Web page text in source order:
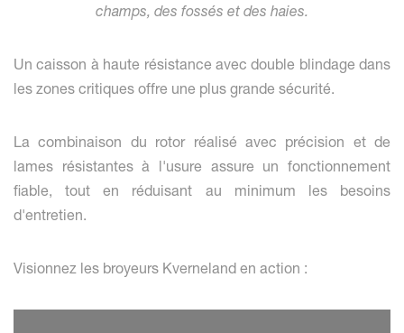
champs, des fossés et des haies.
Un caisson à haute résistance avec double blindage dans
les zones critiques offre une plus grande sécurité.
La combinaison du rotor réalisé avec précision et de
lames résistantes à l'usure assure un fonctionnement
fiable, tout en réduisant au minimum les besoins
d'entretien.
Visionnez les broyeurs Kverneland en action :